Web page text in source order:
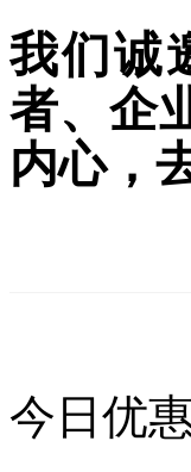
我们诚
者、企
内心，
今日优